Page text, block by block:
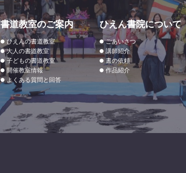
書道教室のご案内
ひえんの書道教室
大人の書道教室
子どもの書道教室
開催教室情報
よくある質問と回答
ひえん書院について
ごあいさつ
講師紹介
書の依頼
作品紹介